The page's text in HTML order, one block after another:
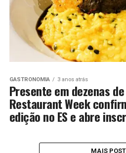
GASTRONOMIA 3 anos atrás
Presente em dezenas
Restaurant Week
edição no ES e abre
MAIS